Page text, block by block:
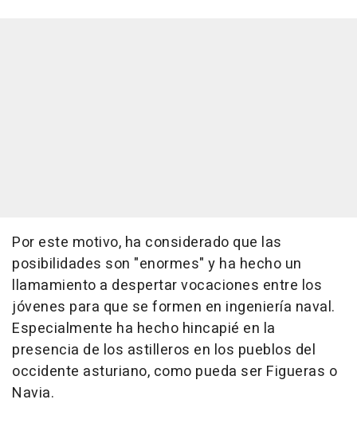
Por este motivo, ha considerado que las
posibilidades son "enormes" y ha hecho un
llamamiento a despertar vocaciones entre los
jóvenes para que se formen en ingeniería naval.
Especialmente ha hecho hincapié en la
presencia de los astilleros en los pueblos del
occidente asturiano, como pueda ser Figueras o
Navia.